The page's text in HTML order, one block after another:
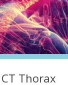
CT Thorax